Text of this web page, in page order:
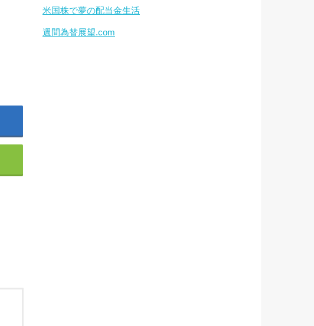
米国株で夢の配当金生活
週間為替展望.com